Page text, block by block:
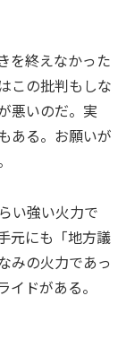
を終えなかった
この批判もしな
悪いのだ。実
ある。お願いが
い強い火力で
元にも「地方議
みの火力であっ
ドがある。